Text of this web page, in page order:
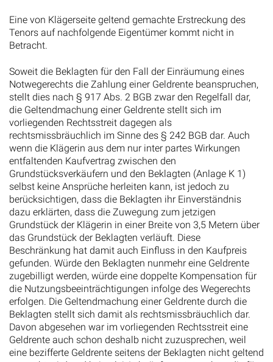
Eine von Klägerseite geltend gemachte Erstreckung des
Tenors auf nachfolgende Eigentümer kommt nicht in
Betracht.
Soweit die Beklagten für den Fall der Einräumung eines
Notwegerechts die Zahlung einer Geldrente beanspruchen,
stellt dies nach § 917 Abs. 2 BGB zwar den Regelfall dar,
die Geltendmachung einer Geldrente stellt sich im
vorliegenden Rechtsstreit dagegen als
rechtsmissbräuchlich im Sinne des § 242 BGB dar. Auch
wenn die Klägerin aus dem nur inter partes Wirkungen
entfaltenden Kaufvertrag zwischen den
Grundstücksverkäufern und den Beklagten (Anlage K 1)
selbst keine Ansprüche herleiten kann, ist jedoch zu
berücksichtigen, dass die Beklagten ihr Einverständnis
dazu erklärten, dass die Zuwegung zum jetzigen
Grundstück der Klägerin in einer Breite von 3,5 Metern über
das Grundstück der Beklagten verläuft. Diese
Beschränkung hat damit auch Einfluss in den Kaufpreis
gefunden. Würde den Beklagten nunmehr eine Geldrente
zugebilligt werden, würde eine doppelte Kompensation für
die Nutzungsbeeinträchtigungen infolge des Wegerechts
erfolgen. Die Geltendmachung einer Geldrente durch die
Beklagten stellt sich damit als rechtsmissbräuchlich dar.
Davon abgesehen war im vorliegenden Rechtsstreit eine
Geldrente auch schon deshalb nicht zuzusprechen, weil
eine bezifferte Geldrente seitens der Beklagten nicht geltend